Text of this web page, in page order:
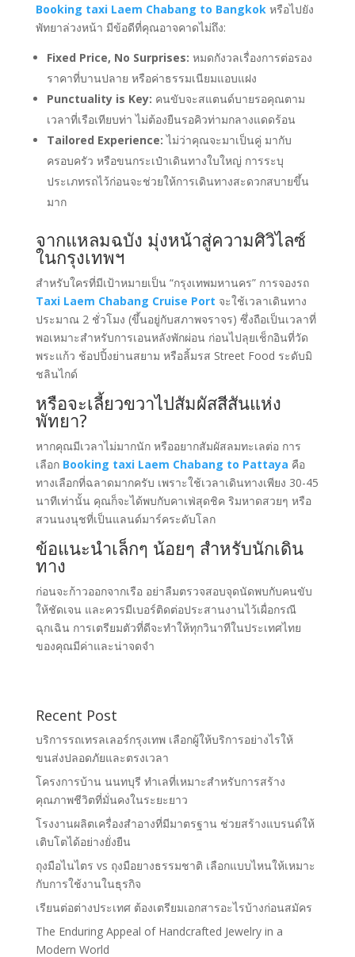
Booking taxi Laem Chabang to Bangkok หรือไปยัง
พัทยาล่วงหน้า มีข้อดีที่คุณอาจคาดไม่ถึง:
Fixed Price, No Surprises: หมดกังวลเรื่องการต่อรอง
ราคาที่บานปลาย หรือค่าธรรมเนียมแอบแฝง
Punctuality is Key: คนขับจะสแตนด์บายรอคุณตาม
เวลาที่เรือเทียบท่า ไม่ต้องยืนรอคิวท่ามกลางแดดร้อน
Tailored Experience: ไม่ว่าคุณจะมาเป็นคู่ มากับ
ครอบครัว หรือขนกระเป๋าเดินทางใบใหญ่ การระบุ
ประเภทรถไว้ก่อนจะช่วยให้การเดินทางสะดวกสบายขึ้น
มาก
จากแหลมฉบัง มุ่งหน้าสู่ความศิวิไลซ์
ในกรุงเทพฯ
สำหรับใครที่มีเป้าหมายเป็น “กรุงเทพมหานคร” การจองรถ
Taxi Laem Chabang Cruise Port จะใช้เวลาเดินทาง
ประมาณ 2 ชั่วโมง (ขึ้นอยู่กับสภาพจราจร) ซึ่งถือเป็นเวลาที่
พอเหมาะสำหรับการเอนหลังพักผ่อน ก่อนไปลุยเช็กอินที่วัด
พระแก้ว ช้อปปิ้งย่านสยาม หรือลิ้มรส Street Food ระดับมิ
ชลินไกด์
หรือจะเลี้ยวขวาไปสัมผัสสีสันแห่ง
พัทยา?
หากคุณมีเวลาไม่มากนัก หรืออยากสัมผัสลมทะเลต่อ การ
เลือก Booking taxi Laem Chabang to Pattaya คือ
ทางเลือกที่ฉลาดมากครับ เพราะใช้เวลาเดินทางเพียง 30-45
นาทีเท่านั้น คุณก็จะได้พบกับคาเฟ่สุดชิค ริมหาดสวยๆ หรือ
สวนนงนุชที่เป็นแลนด์มาร์คระดับโลก
ข้อแนะนำเล็กๆ น้อยๆ สำหรับนักเดิน
ทาง
ก่อนจะก้าวออกจากเรือ อย่าลืมตรวจสอบจุดนัดพบกับคนขับ
ให้ชัดเจน และควรมีเบอร์ติดต่อประสานงานไว้เผื่อกรณี
ฉุกเฉิน การเตรียมตัวที่ดีจะทำให้ทุกวินาทีในประเทศไทย
ของคุณมีค่าและน่าจดจำ
Recent Post
บริการรถเทรลเลอร์กรุงเทพ เลือกผู้ให้บริการอย่างไรให้
ขนส่งปลอดภัยและตรงเวลา
โครงการบ้าน นนทบุรี ทำเลที่เหมาะสำหรับการสร้าง
คุณภาพชีวิตที่มั่นคงในระยะยาว
โรงงานผลิตเครื่องสำอางที่มีมาตรฐาน ช่วยสร้างแบรนด์ให้
เติบโตได้อย่างยั่งยืน
ถุงมือไนไตร vs ถุงมือยางธรรมชาติ เลือกแบบไหนให้เหมาะ
กับการใช้งานในธุรกิจ
เรียนต่อต่างประเทศ ต้องเตรียมเอกสารอะไรบ้างก่อนสมัคร
The Enduring Appeal of Handcrafted Jewelry in a
Modern World